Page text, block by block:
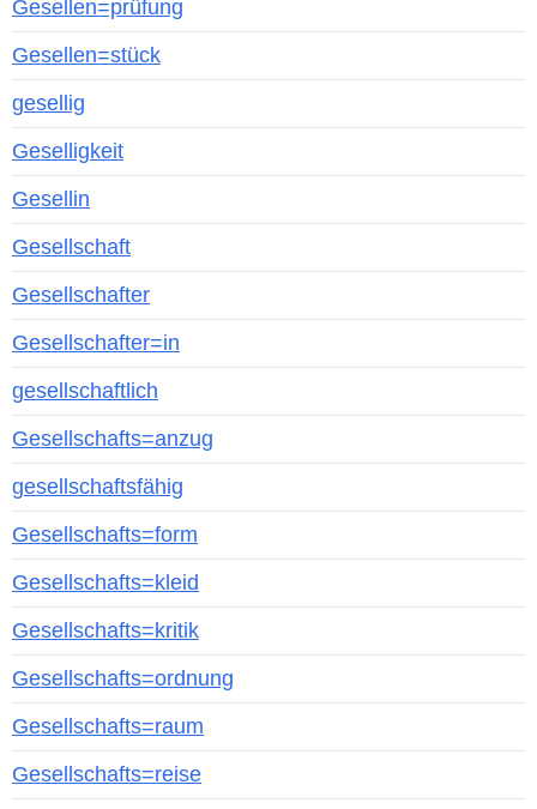
Gesellen=prüfung
Gesellen=stück
gesellig
Geselligkeit
Gesellin
Gesellschaft
Gesellschafter
Gesellschafter=in
gesellschaftlich
Gesellschafts=anzug
gesellschaftsfähig
Gesellschafts=form
Gesellschafts=kleid
Gesellschafts=kritik
Gesellschafts=ordnung
Gesellschafts=raum
Gesellschafts=reise